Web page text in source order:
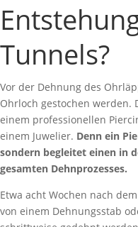
Tunnels?
Vor der Dehnung des
Ohrloch gestochen werden.
einem professionellen
einem Juwelier. Denn ein
sondern begleitet einen in
gesamten Dehnprozesses.
Etwa acht Wochen nach
von einem Dehnungsstab